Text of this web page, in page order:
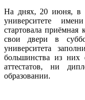
На днях, 20 июня, в
университете
стартовала
свои двери в
университета
большинства из
аттестатов, ни
образовании.